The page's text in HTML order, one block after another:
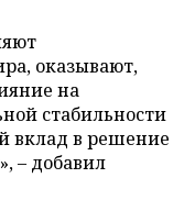
оказывают,
на
стабильности
вклад в решение
– добавил